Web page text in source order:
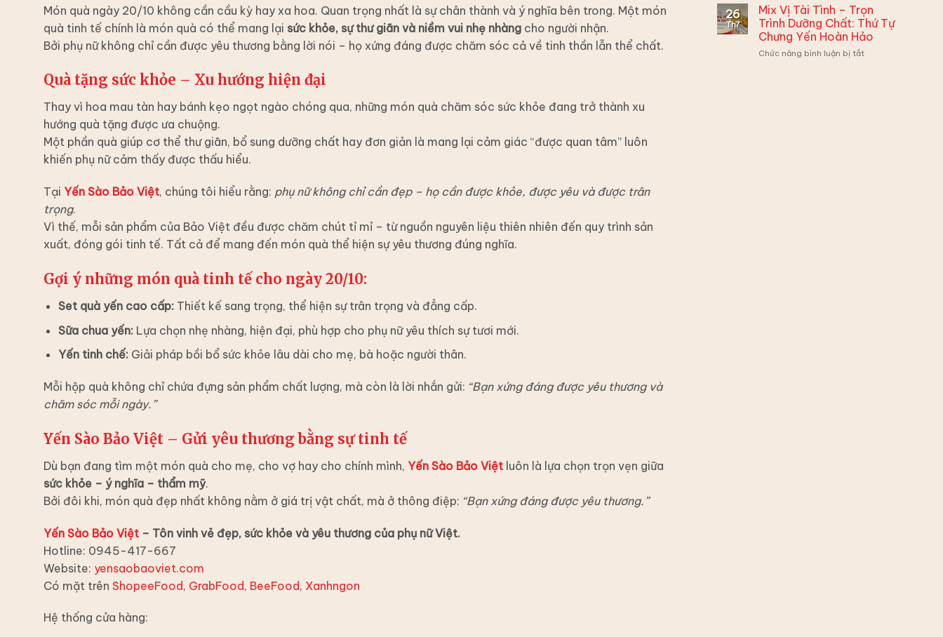
Món quà ngày 20/10 không cần cầu kỳ hay xa hoa. Quan trọng nhất là sự chân thành và ý nghĩa bên trong. Một món
quà tinh tế chính là món quà có thể mang lại sức khỏe, sự thư giãn và niềm vui nhẹ nhàng cho người nhận.
Bởi phụ nữ không chỉ cần được yêu thương bằng lời nói – họ xứng đáng được chăm sóc cả về tinh thần lẫn thể chất.
Quà tặng sức khỏe – Xu hướng hiện đại
Thay vì hoa mau tàn hay bánh kẹo ngọt ngào chóng qua, những món quà chăm sóc sức khỏe đang trở thành xu
hướng quà tặng được ưa chuộng.
Một phần quà giúp cơ thể thư giãn, bổ sung dưỡng chất hay đơn giản là mang lại cảm giác “được quan tâm” luôn
khiến phụ nữ cảm thấy được thấu hiểu.
Tại Yến Sào Bảo Việt, chúng tôi hiểu rằng: phụ nữ không chỉ cần đẹp – họ cần được khỏe, được yêu và được trân
trọng.
Vì thế, mỗi sản phẩm của Bảo Việt đều được chăm chút tỉ mỉ – từ nguồn nguyên liệu thiên nhiên đến quy trình sản
xuất, đóng gói tinh tế. Tất cả để mang đến món quà thể hiện sự yêu thương đúng nghĩa.
Gợi ý những món quà tinh tế cho ngày 20/10:
Set quà yến cao cấp:Thiết kế sang trọng, thể hiện sự trân trọng và đẳng cấp.
Sữa chua yến:Lựa chọn nhẹ nhàng, hiện đại, phù hợp cho phụ nữ yêu thích sự tươi mới.
Yến tinh chế:Giải pháp bồi bổ sức khỏe lâu dài cho mẹ, bà hoặc người thân.
Mỗi hộp quà không chỉ chứa đựng sản phẩm chất lượng, mà còn là lời nhắn gửi: “Bạn xứng đáng được yêu thương và
chăm sóc mỗi ngày.”
Yến Sào Bảo Việt – Gửi yêu thương bằng sự tinh tế
Dù bạn đang tìm một món quà cho mẹ, cho vợ hay cho chính mình, Yến Sào Bảo Việt luôn là lựa chọn trọn vẹn giữa
sức khỏe – ý nghĩa – thẩm mỹ.
Bởi đôi khi, món quà đẹp nhất không nằm ở giá trị vật chất, mà ở thông điệp: “Bạn xứng đáng được yêu thương.”
Yến Sào Bảo Việt – Tôn vinh vẻ đẹp, sức khỏe và yêu thương của phụ nữ Việt.
Hotline: 0945-417-667
Website: yensaobaoviet.com
Có mặt trên ShopeeFood, GrabFood, BeeFood, Xanhngon
Hệ thống cửa hàng:
Tấu
Siêu
Hấp
Dẫn:
Chưng
“Chân
Ái”
Cho
Từng
Ốm
Tinh
Tế
–
Thay
26
Th7
Mix Vị Tài Tình – Trọn
Trình Dưỡng Chất: Thứ Tự
Chưng Yến Hoàn Hảo
Chức năng bình luận bị tắtở